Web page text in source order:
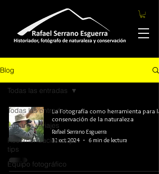
Blog
Todas las entradas
Lugares y viajes
Recomendaciones y
tips
Equipo fotográfico
Todas las entradas
La Fotografía como herramienta para la
conservación de la naturaleza
Rafael Serrano Esguerra
31 oct 2024
6 min de lectura